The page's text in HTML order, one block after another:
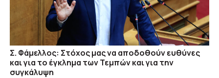
Σ. Φάμελλος: Στόχος μας να αποδοθούν ευθύνες
και για το έγκλημα των Τεμπών και για την
συγκάλυψη